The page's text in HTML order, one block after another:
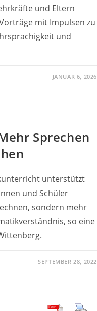
und Eltern
mit Impulsen zu
und
JANUAR 6, 2026
Sprechen
unterstützt
und Schüler
sondern mehr
so eine
SEPTEMBER 28, 2022